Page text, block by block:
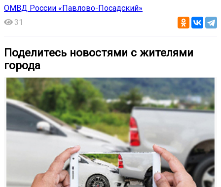
ОМВД России «Павлово-Посадский»
31
Поделитесь новостями с жителями
города